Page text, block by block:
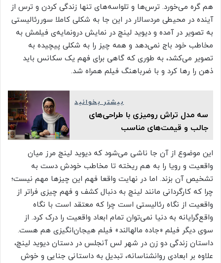
هم گره می‌خورد. ترس‌ها و تلواسه‌های تنها زندگی کردن و ترس از
آینده در محیطی مردسالار در این جا به شکلی کاملا سوررئالیستی
به تصویر در آمده و دیوید لینچ در نمایش درونمایه‌ی فیلمش به
مخاطب خود باج نمی‌دهد و همه چیز را به شکلی پیچیده به
تصویر می‌کشد، به طوری که گاهی برای فهم یک سکانس باید
ذهن را رها کرد و با ضرباهنگ فیلم همراه شد.
بیشتر بخوانید
سه مدل تراش رومیزی با طراحی‌های
جالب و قیمت‌های مناسب
این موضوع از آن جا ناشی می‌شود که دیوید لینچ مرز میان
واقعیت و رویا را به هم ریخته تا مخاطب خودش دست به
تشخیص آن بزند. اما در نهایت واقعا فهم این چیزها مهم نیست؛
چرا که کارگردانی مانند لینچ به دنبال کشف و فهم چیزی فراتر از
واقعیت از نگاه رئالیستی است چرا که معتقد است با نگاه
واقع‌گرایانه به دنیا نمی‌توان تمام ابعاد واقعیت را درک کرد. از
سوی دیگر فیلم «جاده مالهالند» فیلم هیجان‌انگیزی هم هست.
داستان زندگی دو زن در شهر لس آنجلس در دستان دیوید لینچ،
علاوه بر ابعادی روانشناسانه، تبدیل به داستانی جنایی و خوش